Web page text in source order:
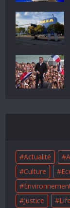
Actualité
Culture
Justice